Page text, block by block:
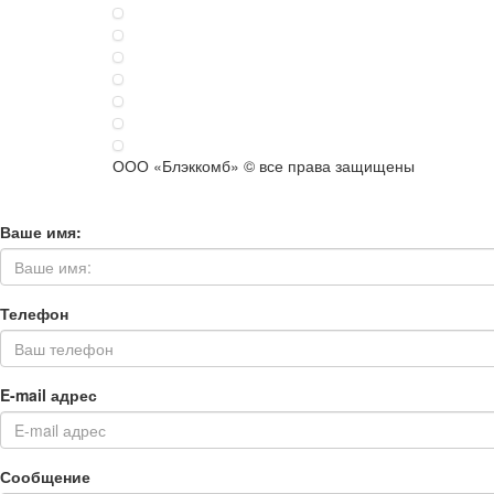
ООО «Блэккомб» © все права защищены
Ваше имя:
Телефон
E-mail адрес
Сообщение